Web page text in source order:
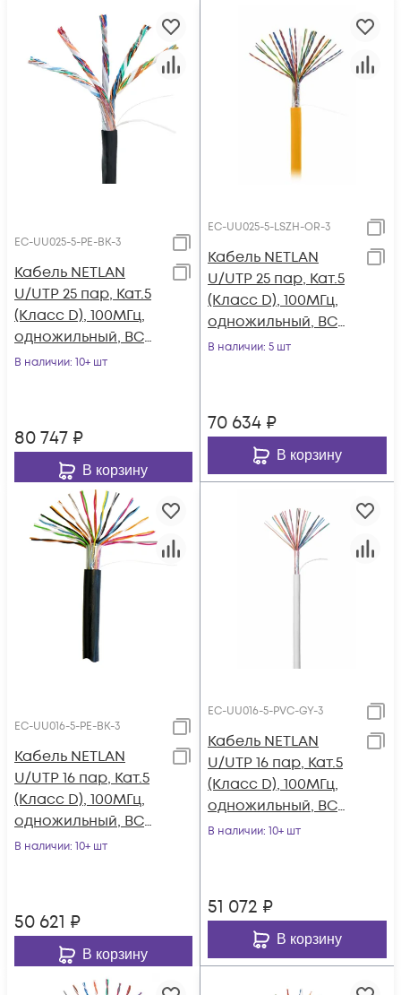
EC-UU025-5-PE-BK-3
Кабель NETLAN
U/UTP 25 пар, Кат.5
(Класс D), 100МГц,
одножильный, BC
(чистая медь),
В наличии: 10+ шт
80 747 ₽
В корзину
EC-UU025-5-LSZH-OR-3
Кабель NETLAN
U/UTP 25 пар, Кат.5
(Класс D), 100МГц,
одножильный, BC
(чистая медь),
В наличии: 5 шт
70 634 ₽
В корзину
EC-UU016-5-PE-BK-3
Кабель NETLAN
U/UTP 16 пар, Кат.5
(Класс D), 100МГц,
одножильный, BC
(чистая медь),
В наличии: 10+ шт
50 621 ₽
В корзину
EC-UU016-5-PVC-GY-3
Кабель NETLAN
U/UTP 16 пар, Кат.5
(Класс D), 100МГц,
одножильный, BC
(чистая медь),
В наличии: 10+ шт
51 072 ₽
В корзину